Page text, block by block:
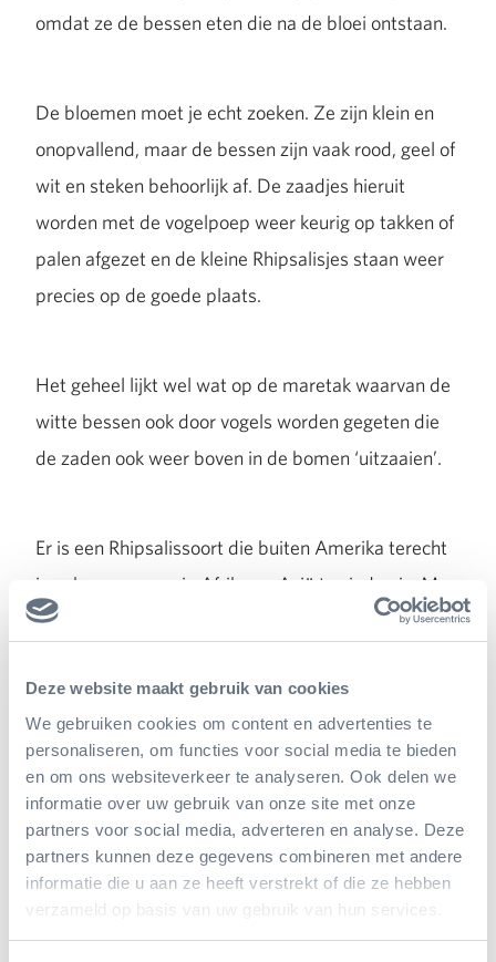
Deze website maakt gebruik van cookies
We gebruiken cookies om content en advertenties te
personaliseren, om functies voor social media te bieden
en om ons websiteverkeer te analyseren. Ook delen we
informatie over uw gebruik van onze site met onze
partners voor social media, adverteren en analyse. Deze
partners kunnen deze gegevens combineren met andere
informatie die u aan ze heeft verstrekt of die ze hebben
verzameld op basis van uw gebruik van hun services.
omdat ze de bessen eten die na de bloei ontstaan.
De bloemen moet je echt zoeken. Ze zijn klein en
onopvallend, maar de bessen zijn vaak rood, geel of
wit en steken behoorlijk af. De zaadjes hieruit
worden met de vogelpoep weer keurig op takken of
palen afgezet en de kleine Rhipsalisjes staan weer
precies op de goede plaats.
Het geheel lijkt wel wat op de maretak waarvan de
witte bessen ook door vogels worden gegeten die
de zaden ook weer boven in de bomen ‘uitzaaien’.
Er is een Rhipsalissoort die buiten Amerika terecht
is gekomen en nu in Afrika en Azië te vinden is. Men
denkt dat trekvogels die zaden zouden hebben
trekken niet van Zuid-Amerika naar Afrika! Anderen
denken dat mensen de plant hebben meegenomen
om als surrogaatmaretak te gebruiken. In elk geval
past de plant zich makkelijk aan en zelfs in huis
doen ze het best goed. Als u ze maar niet in een
potje aarde zet!